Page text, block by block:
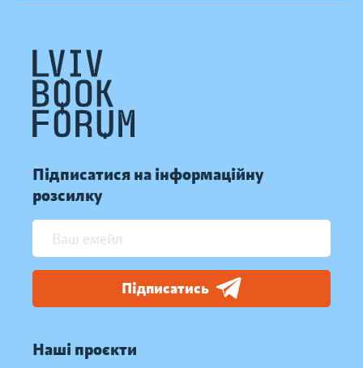
Підписатися на інформаційну
розсилку
Підписатись
Наші проєкти